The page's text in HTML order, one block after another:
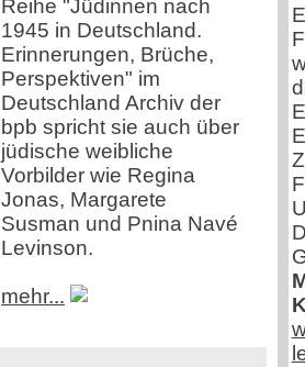
Reihe "Jüdinnen nach
1945 in Deutschland.
Erinnerungen, Brüche,
Perspektiven" im
Deutschland Archiv der
bpb spricht sie auch über
jüdische weibliche
Vorbilder wie Regina
Jonas, Margarete
Susman und Pnina Navé
Levinson.
mehr...